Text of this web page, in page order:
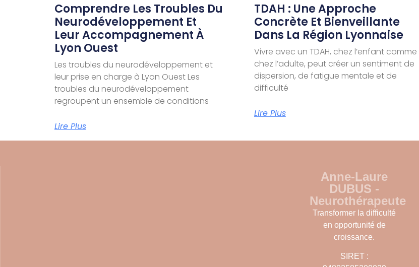
Comprendre Les Troubles Du
Neurodéveloppement Et
Leur Accompagnement À
Lyon Ouest
Les troubles du neurodéveloppement et
leur prise en charge à Lyon Ouest Les
troubles du neurodéveloppement
regroupent un ensemble de conditions
Lire Plus
TDAH : Une Approche
Concrète Et Bienveillante
Dans La Région Lyonnaise
Vivre avec un TDAH, chez l’enfant comme
chez l’adulte, peut créer un sentiment de
dispersion, de fatigue mentale et de
difficulté
Lire Plus
Anne-Laure
DUBUS -
Neurothérapeute
Transformer la difficulté
en opportunité de
croissance.
SIRET :